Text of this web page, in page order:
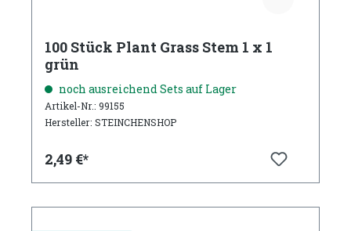
100 Stück Plant Grass Stem 1 x 1
grün
noch ausreichend Sets auf Lager
Artikel-Nr.: 99155
Hersteller: STEINCHENSHOP
2,49 €*